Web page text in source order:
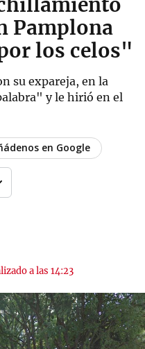
Pamplona
los celos"
su expareja, en la
y le hirió en el
a las 14:23
en Google